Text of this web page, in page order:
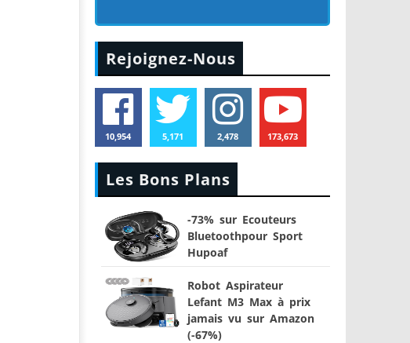
Rejoignez-Nous
10,954 5,171 2,478 173,673
Les Bons Plans
-73% sur Ecouteurs
Bluetoothpour Sport
Hupoaf
Robot Aspirateur
Lefant M3 Max à prix
jamais vu sur Amazon
(-67%)